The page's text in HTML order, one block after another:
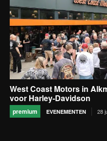
West Coast Motors in
voor Harley-Davidson
premium EVENEMENTEN 28